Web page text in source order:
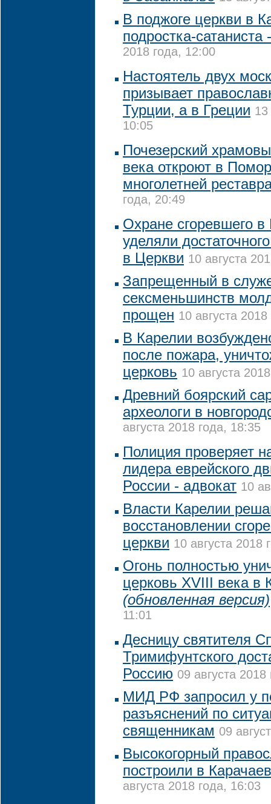
В поджоге церкви в
подростка-сатаниста
2018 года, 12:00
Настоятель двух
призывает
Турции, а в Греции 13
10:05
Почезерский
века откроют в
многолетней
года, 20:49
Охране сгоревшего
уделяли
в Церкви 10 августа
Запрещенный в
сексменьшинств
прощен 10 августа
В Карелии
после пожара,
церковь 10 августа
Древний боярский
археологи в
августа 2018 года, 18:35
Полиция проверяет
лидера еврейского
России - адвокат 10
Власти Карелии
восстановлении
церкви 10 августа 2018
Огонь полностью
церковь XVIII века в
(обновленная версия)
11:01
Десницу святителя
Тримифунтского
Россию 09 августа
МИД РФ запросил у
разъяснений по
священникам 09
Высокогорный
построили в
августа 2018 года, 16:03